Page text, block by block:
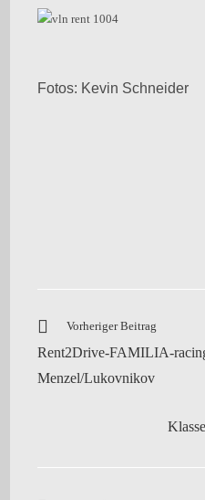
Fotos: Kevin Schneider
Vorheriger Beitrag
Rent2Drive-FAMILIA-
Menzel/Lukovnikov